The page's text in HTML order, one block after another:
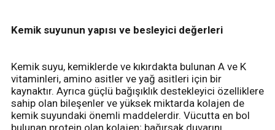
Kemik suyunun yapısı ve besleyici değerleri
Kemik suyu, kemiklerde ve kıkırdakta bulunan A ve K
vitaminleri, amino asitler ve yağ asitleri için bir
kaynaktır. Ayrıca güçlü bağışıklık destekleyici özelliklere
sahip olan bileşenler ve yüksek miktarda kolajen de
kemik suyundaki önemli maddelerdir. Vücutta en bol
bulunan protein olan kolajen; bağırsak duvarını